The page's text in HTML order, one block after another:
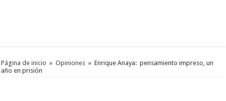
Página de inicio » Opiniones » Enrique Anaya: pensamiento impreso, un
año en prisión